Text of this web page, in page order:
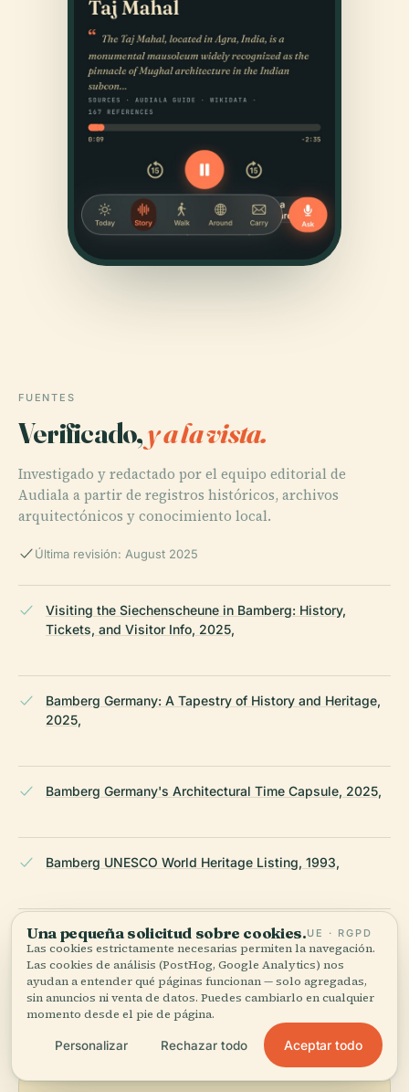
FUENTES
Verificado,y a la vista.
Investigado y redactado por el equipo editorial de
Audiala a partir de registros históricos, archivos
arquitectónicos y conocimiento local.
Última revisión: August 2025
Visiting the Siechenscheune in Bamberg: History,
Tickets, and Visitor Info, 2025,
Bamberg Germany: A Tapestry of History and Heritage,
2025,
Bamberg Germany's Architectural Time Capsule, 2025,
Bamberg UNESCO World Heritage Listing, 1993,
Parkplatz an der Siechenscheune ist fertig, 2018,
ÚLTIMA REVISIÓN: AUGUST 2025
Documentado a partir de Wikidata, Wikipedia y fuentes
Cómo hacemos nuestras guías →
Una pequeña solicitud sobre cookies.UE · RGPD
Las cookies estrictamente necesarias permiten la navegación.
Las cookies de análisis (PostHog, Google Analytics) nos
ayudan a entender qué páginas funcionan — solo agregadas,
sin anuncios ni venta de datos. Puedes cambiarlo en cualquier
momento desde el pie de página.
Personalizar Rechazar todo Aceptar todo